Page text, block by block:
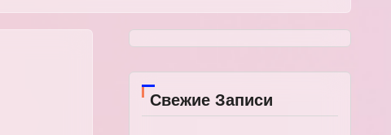
Свежие Записи